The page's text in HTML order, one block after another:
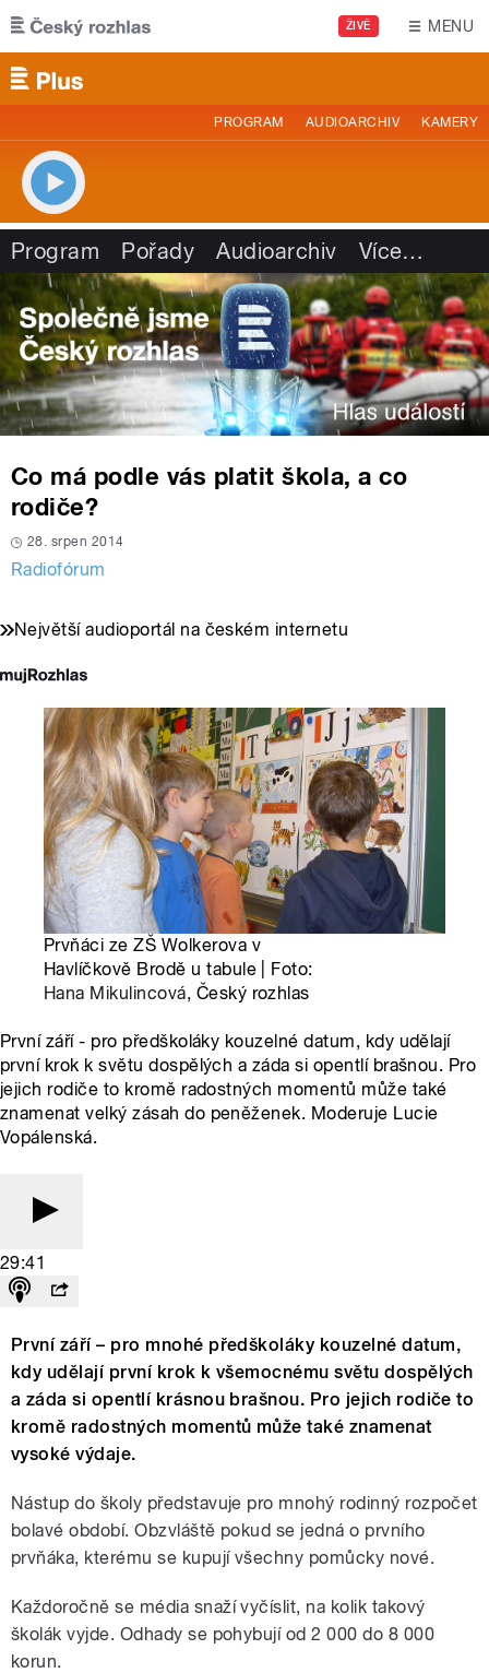
Přejít k hlavnímu obsahu
ŽIVĚ MENU
PROGRAM AUDIOARCHIV KAMERY
Program Pořady Audioarchiv Více…
Co má podle vás platit škola, a co
rodiče?
28. srpen 2014
Radiofórum
Největší audioportál na českém internetu
Prvňáci ze ZŠ Wolkerova v
Havlíčkově Brodě u tabule | Foto:
Hana Mikulincová, Český rozhlas
První září - pro předškoláky kouzelné datum, kdy udělají
první krok k světu dospělých a záda si opentlí brašnou. Pro
jejich rodiče to kromě radostných momentů může také
znamenat velký zásah do peněženek. Moderuje Lucie
Vopálenská.
29:41
První září – pro mnohé předškoláky kouzelné datum,
kdy udělají první krok k všemocnému světu dospělých
a záda si opentlí krásnou brašnou. Pro jejich rodiče to
kromě radostných momentů může také znamenat
vysoké výdaje.
Nástup do školy představuje pro mnohý rodinný rozpočet
bolavé období. Obzvláště pokud se jedná o prvního
prvňáka, kterému se kupují všechny pomůcky nové.
Každoročně se média snaží vyčíslit, na kolik takový
školák vyjde. Odhady se pohybují od 2 000 do 8 000
korun.